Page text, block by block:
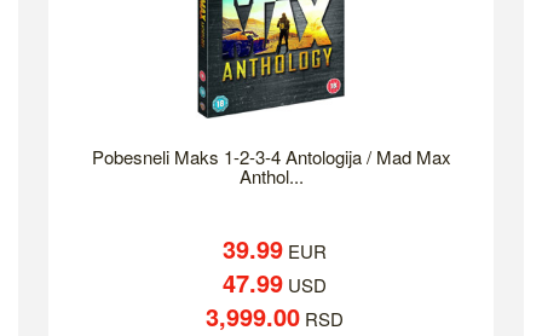
Pobesneli Maks 1-2-3-4 Antologija / Mad Max
Anthol...
39.99EUR
47.99USD
3,999.00RSD